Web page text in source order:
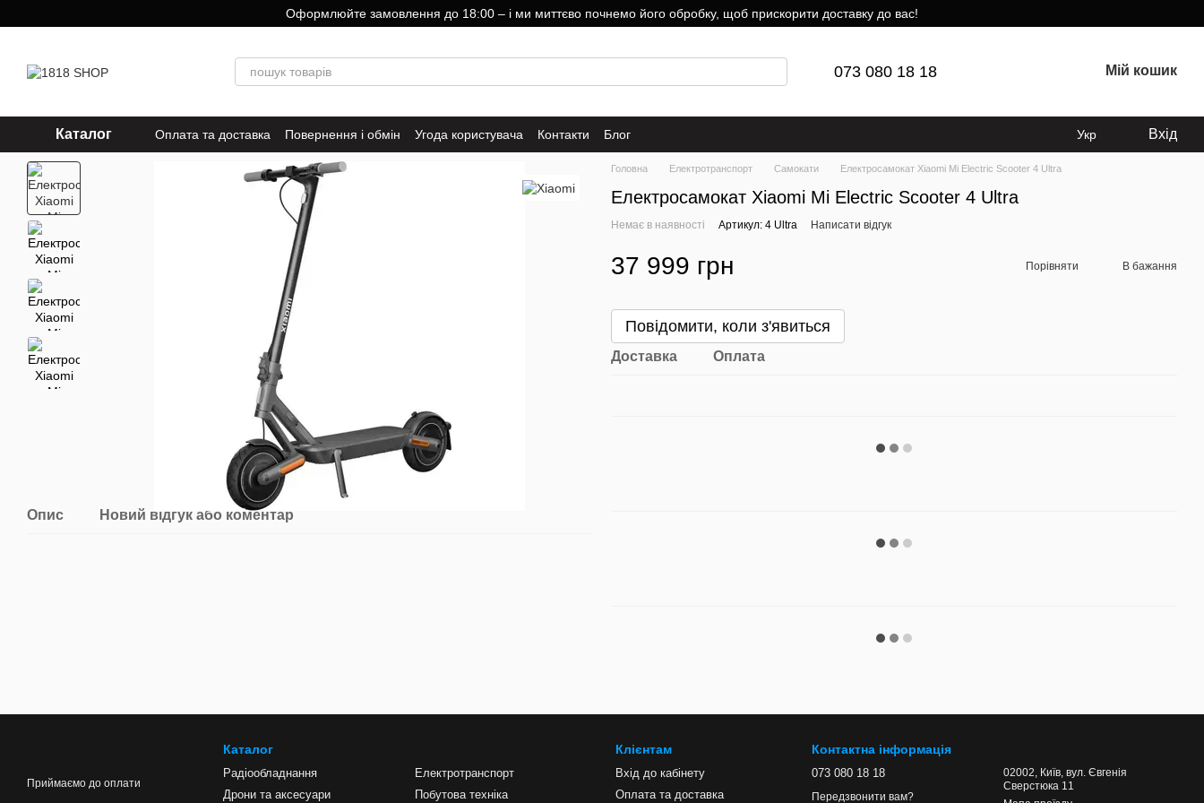
Оформлюйте замовлення до 18:00 – і ми миттєво почнемо його обробку, щоб прискорити доставку до вас!
073 080 18 18 Мій кошик
Каталог Оплата та доставка Повернення і обмін Угода користувача Контакти Блог Укр Вхід
Опис Новий відгук або коментар
Головна Електротранспорт Самокати Електросамокат Xiaomi Mi Electric Scooter 4 Ultra
Електросамокат Xiaomi Mi Electric Scooter 4 Ultra
Немає в наявності Артикул: 4 Ultra Написати відгук
37 999 грн Порівняти В бажання
Повідомити, коли з'явиться
Доставка Оплата
Приймаємо до оплати
Каталог
Радіообладнання
Дрони та аксесуари
Електротранспорт
Побутова техніка
Клієнтам
Вхід до кабінету
Оплата та доставка
Контактна інформація
073 080 18 18
Передзвонити вам?
02002, Київ, вул. Євгенія
Сверстюка 11